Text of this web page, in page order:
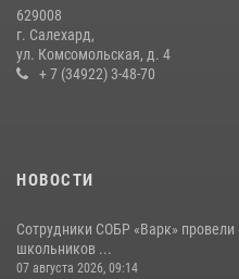
14 июля 2026, 06:53
629008
г. Салехард,
ул. Комсомольская, д. 4
+ 7 (34922) 3-48-70
НОВОСТИ
Сотрудники СОБР «Варк» провели
школьников ...
07 августа 2026, 09:14